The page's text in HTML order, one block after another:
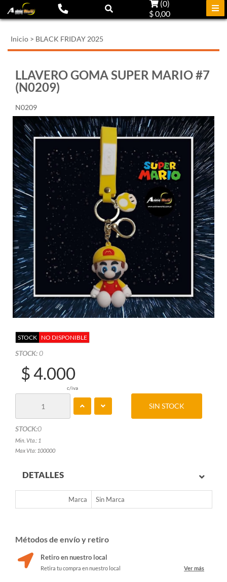
(0)
$ 0,00
Inicio > BLACK FRIDAY 2025
LLAVERO GOMA SUPER MARIO #7
(N0209)
N0209
STOCK NO DISPONIBLE
STOCK:0
$ 4.000
c/iva
STOCK:0
Min. Vta.: 1
Max Vta: 100000
SIN STOCK
DETALLES
Marca Sin Marca
Métodos de envío y retiro
Retiro en nuestro local
Retira tu compra en nuestro local Ver más